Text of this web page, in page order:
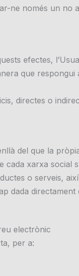
ne només un no
efectes,
que respongui
directes o
del que la
cada xarxa social
o serveis,
dada directament
electrònic
per a: